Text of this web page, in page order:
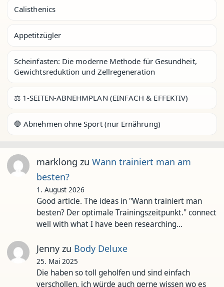
Calisthenics
Appetitzügler
Scheinfasten: Die moderne Methode für Gesundheit,
Gewichtsreduktion und Zellregeneration
⚖️ 1-SEITEN-ABNEHMPLAN (EINFACH & EFFEKTIV)
🛑 Abnehmen ohne Sport (nur Ernährung)
marklong zu Wann trainiert man am
besten?
1. August 2026
Good article. The ideas in "Wann trainiert man
besten? Der optimale Trainingszeitpunkt." connect
well with what I have been researching…
Jennyzu Body Deluxe
25. Mai 2025
Die haben so toll geholfen und sind einfach
verschollen. ich würde auch gerne wissen wo es